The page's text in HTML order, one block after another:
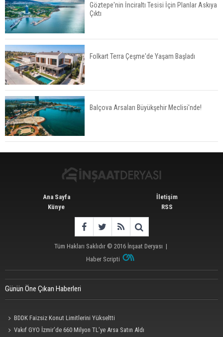
TOKİ'nin Kiralık Sosyal Konut Modeli Kiraları
Düşürür Mü?
İkinci El Konut Fiyatları İspanya'da Bir Yılda
Yüzde 16,2 Arttı
Konut Satışları Güçlü Seyrini Korudu Yabancıya
Göztepe'nin İnciraltı Tesisi İçin Planlar Askıya
Çıktı
Folkart Terra Çeşme'de Yaşam Başladı
Balçova Arsaları Büyükşehir Meclisi'nde!
Ana Sayfa
Künye
İletişim
RSS
Tüm Hakları Saklıdır © 2016 İnşaat Deryası |
Haber Scripti
Günün Öne Çıkan Haberleri
BDDK Faizsiz Konut Limitlerini Yükseltti
Vakıf GYO İzmir’de 660 Milyon TL’ye Arsa Satın Aldı